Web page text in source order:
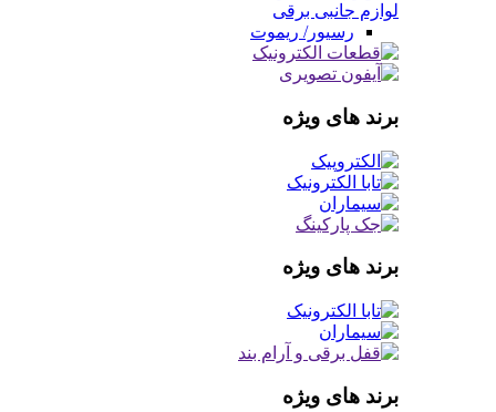
لوازم جانبی برقی
رسیور/ ریموت
برند های ویژه
برند های ویژه
برند های ویژه